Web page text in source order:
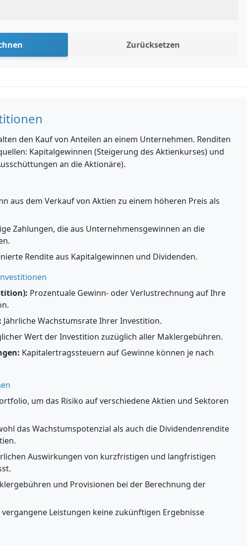
Zurücksetzen
den Kauf von Anteilen an einem Unternehmen. Renditen
Kapitalgewinnen (Steigerung des Aktienkurses) und
an die Aktionäre).
aus dem Verkauf von Aktien zu einem höheren Preis als
Zahlungen, die aus Unternehmensgewinnen an die
Rendite aus Kapitalgewinnen und Dividenden.
Prozentuale Gewinn- oder Verlustrechnung auf Ihre
Jährliche Wachstumsrate Ihrer Investition.
Wert der Investition zuzüglich aller Maklergebühren.
Kapitalertragssteuern auf Gewinne können je nach
um das Risiko auf verschiedene Aktien und Sektoren
das Wachstumspotenzial als auch die Dividendenrendite
Auswirkungen von kurzfristigen und langfristigen
und Provisionen bei der Berechnung der
vergangene Leistungen keine zukünftigen Ergebnisse